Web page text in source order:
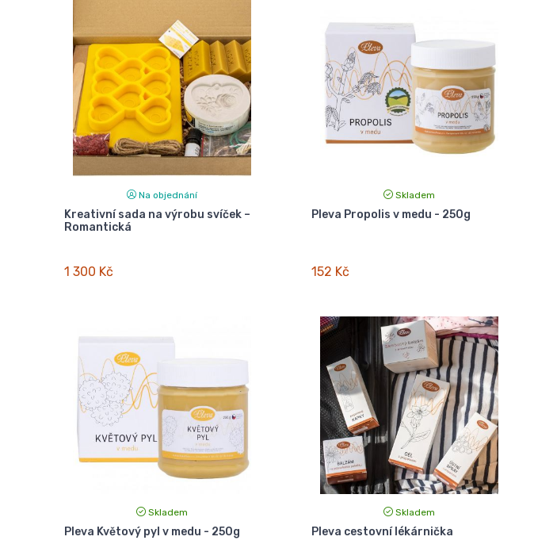
Na objednání
Kreativní sada na výrobu svíček –
Romantická
1 300 Kč
Skladem
Pleva Propolis v medu - 250g
152 Kč
Skladem
Pleva Květový pyl v medu - 250g
Skladem
Pleva cestovní lékárnička